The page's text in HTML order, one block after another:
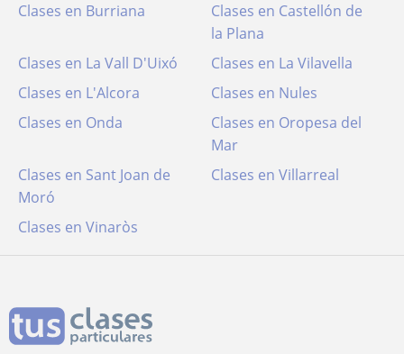
Clases en Burriana
Clases en Castellón de
la Plana
Clases en La Vall D'Uixó
Clases en La Vilavella
Clases en L'Alcora
Clases en Nules
Clases en Onda
Clases en Oropesa del
Mar
Clases en Sant Joan de
Moró
Clases en Villarreal
Clases en Vinaròs